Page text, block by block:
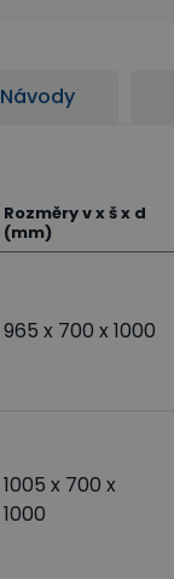
Návody
Rozměry v x š x d
(mm)
965 x 700 x 1000
1005 x 700 x
1000